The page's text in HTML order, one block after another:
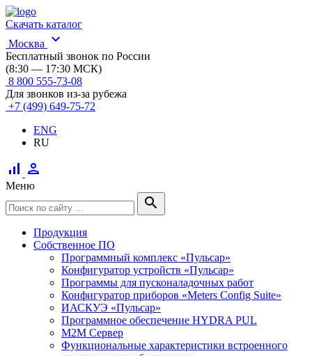
Скачать каталог
Москва
expand_more
Бесплатный звонок по России
(8:30 — 17:30 МСК)
8 800 555-73-08
Для звонков из-за рубежа
+7 (499) 649-75-72
ENG
RU
signal_cellular_alt person
Меню
search
Продукция
Собственное ПО
Программный комплекс «Пульсар»
Конфигуратор устройств «Пульсар»
Программы для пусконаладочных работ
Конфигуратор приборов «Meters Config Suite»
ИАСКУЭ «Пульсар»
Программное обеспечение HYDRA PUL
M2M Сервер
Функциональные характеристики встроенного